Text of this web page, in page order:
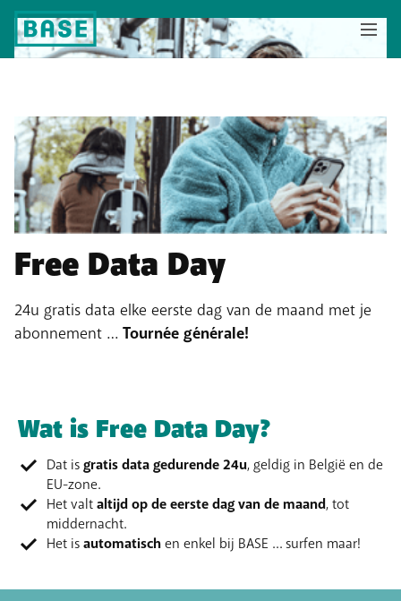
Free Data Day
24u gratis data elke eerste dag van de maand met je
abonnement … Tournée générale!
Wat is Free Data Day?
Dat is gratis data gedurende 24u, geldig in België en de
EU-zone.
Het valt altijd op de eerste dag van de maand, tot
middernacht.
Het is automatisch en enkel bij BASE … surfen maar!